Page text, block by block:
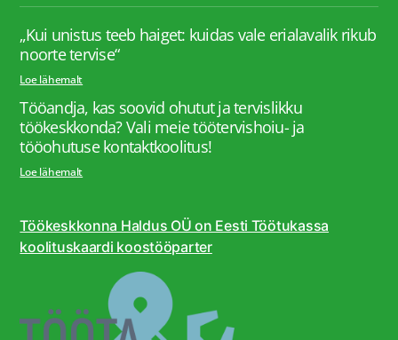
„Kui unistus teeb haiget: kuidas vale erialavalik rikub
noorte tervise“
Loe lähemalt
Tööandja, kas soovid ohutut ja tervislikku
töökeskkonda? Vali meie töötervishoiu- ja
tööohutuse kontaktkoolitus!
Loe lähemalt
Töökeskkonna Haldus OÜ on Eesti Töötukassa
koolituskaardi koostööparter